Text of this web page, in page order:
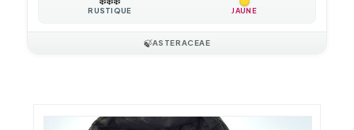
RUSTIQUE JAUNE
🍃ASTERACEAE